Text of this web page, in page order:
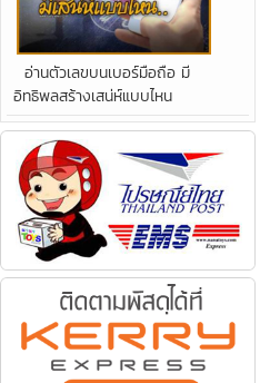
อ่านตัวเลขบนเบอร์มือถือ มี
อิทธิพลสร้างเสน่ห์แบบไหน